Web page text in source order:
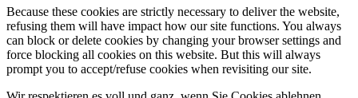
Because these cookies are strictly necessary to deliver the website,
refusing them will have impact how our site functions. You always
can block or delete cookies by changing your browser settings and
force blocking all cookies on this website. But this will always
prompt you to accept/refuse cookies when revisiting our site.